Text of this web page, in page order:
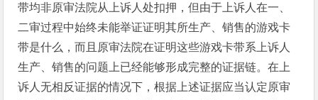
带均非原审法院从上诉人处扣押，但由于上诉人在一、
二审过程中始终未能举证证明其所生产、销售的游戏卡
带是什么，而且原审法院在证明这些游戏卡带系上诉人
生产、销售的问题上已经能够形成完整的证据链。在上
诉人无相反证据的情况下，根据上述证据应当认定原审